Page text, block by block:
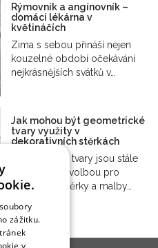
Rýmovník a angínovník –
domácí lékárna v
květináčích
Zima s sebou přináší nejen
kouzelné období očekávání
nejkrásnějších svátků v…
Jak mohou být geometrické
tvary využity v
dekorativních stěrkách
Geometrické tvary jsou stále
populárnější volbou pro
dekorativní stěrky a malby…
zážitku.
v